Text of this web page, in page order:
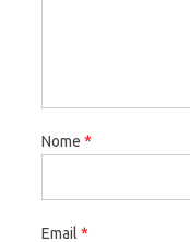
Nome *
Email *